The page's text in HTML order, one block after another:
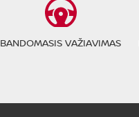
BANDOMASIS VAŽIAVIMAS